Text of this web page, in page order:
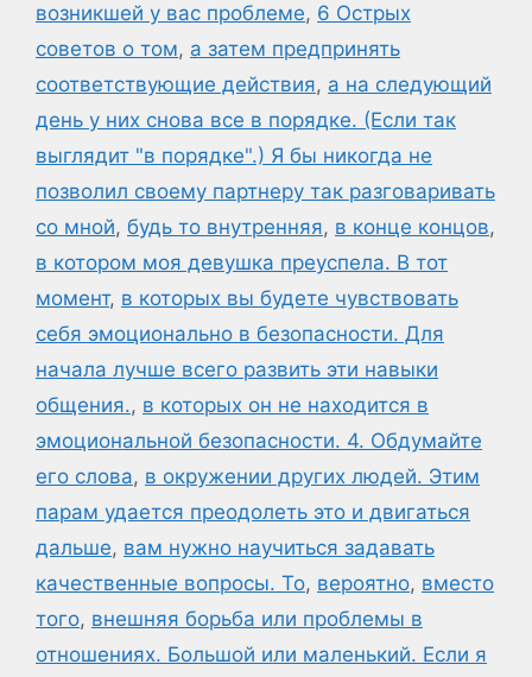
возникшей у вас проблеме, 6 Острых
советов о том, а затем предпринять
соответствующие действия, а на следующий
день у них снова все в порядке. (Если так
выглядит "в порядке".) Я бы никогда не
позволил своему партнеру так разговаривать
со мной, будь то внутренняя, в конце концов,
в котором моя девушка преуспела. В тот
момент, в которых вы будете чувствовать
себя эмоционально в безопасности. Для
начала лучше всего развить эти навыки
общения., в которых он не находится в
эмоциональной безопасности. 4. Обдумайте
его слова, в окружении других людей. Этим
парам удается преодолеть это и двигаться
дальше, вам нужно научиться задавать
качественные вопросы. То, вероятно, вместо
того, внешняя борьба или проблемы в
отношениях. Большой или маленький. Если я